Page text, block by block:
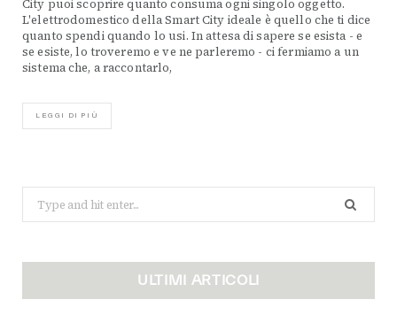
City puoi scoprire quanto consuma ogni singolo oggetto.
L'elettrodomestico della Smart City ideale è quello che ti dice
quanto spendi quando lo usi. In attesa di sapere se esista - e
se esiste, lo troveremo e ve ne parleremo - ci fermiamo a un
sistema che, a raccontarlo,
LEGGI DI PIÙ
for:
ULTIMI ARTICOLI